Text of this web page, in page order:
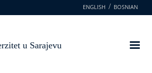
ENGLISH BOSNIAN
u Sarajevu